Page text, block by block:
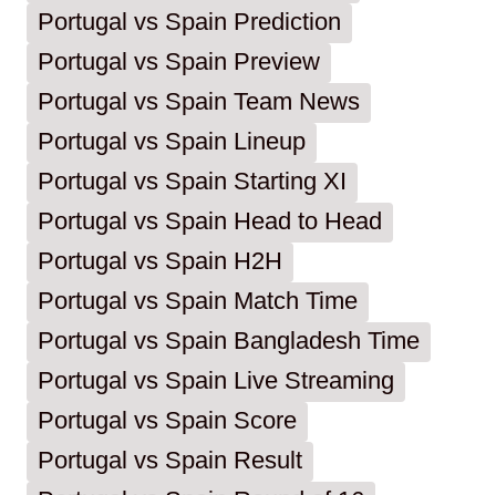
Portugal vs Spain Prediction
Portugal vs Spain Preview
Portugal vs Spain Team News
Portugal vs Spain Lineup
Portugal vs Spain Starting XI
Portugal vs Spain Head to Head
Portugal vs Spain H2H
Portugal vs Spain Match Time
Portugal vs Spain Bangladesh Time
Portugal vs Spain Live Streaming
Portugal vs Spain Score
Portugal vs Spain Result